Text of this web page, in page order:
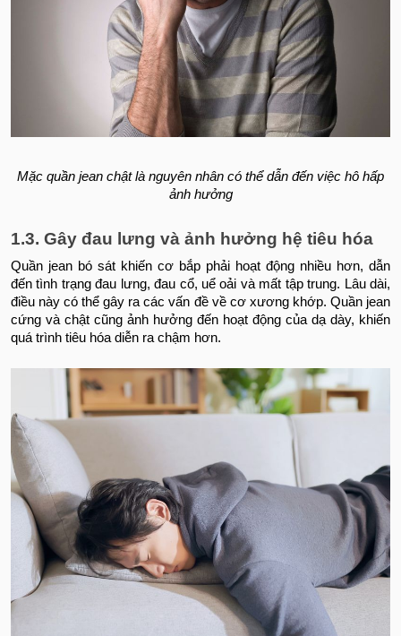
Mặc quần jean chật là nguyên nhân có thể dẫn đến việc hô hấp
ảnh hưởng
1.3. Gây đau lưng và ảnh hưởng hệ tiêu hóa
Quần jean bó sát khiến cơ bắp phải hoạt động nhiều hơn, dẫn
đến tình trạng đau lưng, đau cổ, uể oải và mất tập trung. Lâu dài,
điều này có thể gây ra các vấn đề về cơ xương khớp. Quần jean
cứng và chật cũng ảnh hưởng đến hoạt động của dạ dày, khiến
quá trình tiêu hóa diễn ra chậm hơn.